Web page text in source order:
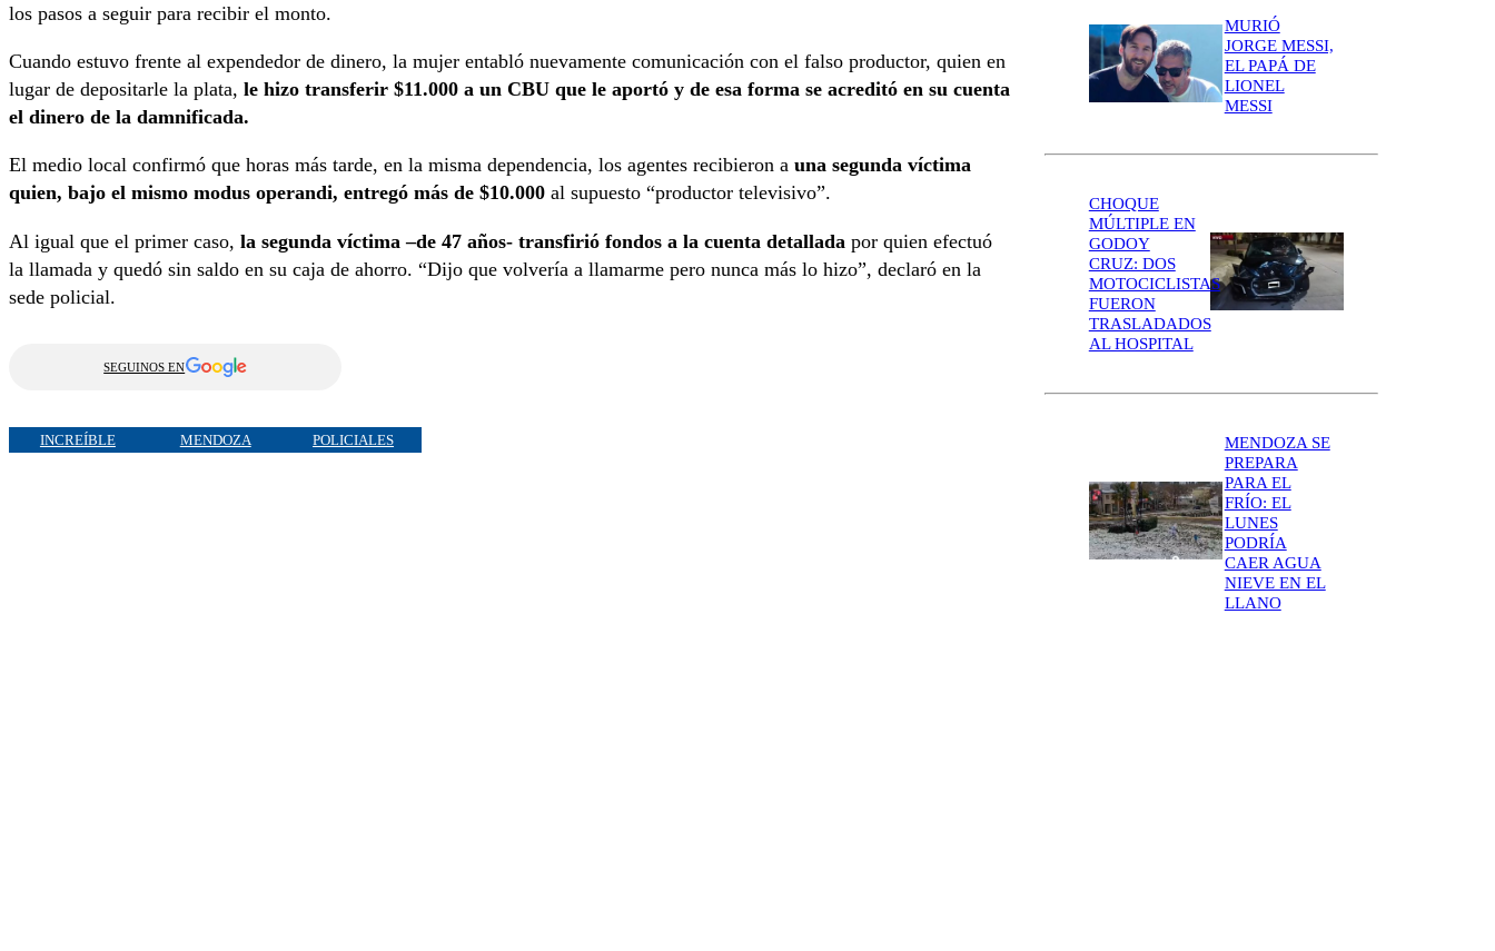
los pasos a seguir para recibir el monto.
Cuando estuvo frente al expendedor de dinero, la mujer entabló nuevamente comunicación con el falso productor, quien en
lugar de depositarle la plata, le hizo transferir $11.000 a un CBU que le aportó y de esa forma se acreditó en su cuenta
el dinero de la damnificada.
El medio local confirmó que horas más tarde, en la misma dependencia, los agentes recibieron a una segunda víctima
quien, bajo el mismo modus operandi, entregó más de $10.000 al supuesto “productor televisivo”.
Al igual que el primer caso, la segunda víctima –de 47 años- transfirió fondos a la cuenta detallada por quien efectuó
la llamada y quedó sin saldo en su caja de ahorro. “Dijo que volvería a llamarme pero nunca más lo hizo”, declaró en la
sede policial.
SEGUINOS EN
INCREÍBLE MENDOZA POLICIALES
MURIÓ
JORGE MESSI,
EL PAPÁ DE
LIONEL
MESSI
CHOQUE
MÚLTIPLE EN
GODOY
CRUZ: DOS
MOTOCICLISTAS
FUERON
TRASLADADOS
AL HOSPITAL
MENDOZA SE
PREPARA
PARA EL
FRÍO: EL
LUNES
PODRÍA
CAER AGUA
NIEVE EN EL
LLANO